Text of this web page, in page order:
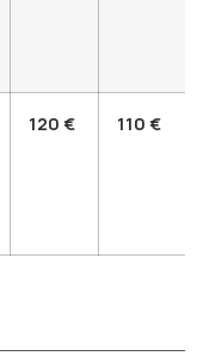
120 € 110 €